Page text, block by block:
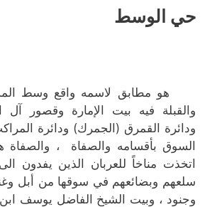
حي الوسط
هو مطابق لاسمه واقع وسط
والقبلة فيه بيت الإمارة وقصور آل
ودائرة القمرق (الجمرك) ودائرة
السوق بأقسامه والصفاة ،
اتخذت مناخاً للعربان الذين يفدون
سلعهم وبضائعهم في سوقها من أبل
وجنود ، وبيت الشيخ الفاضل يوسف